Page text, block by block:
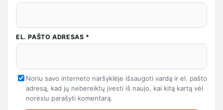
EL. PAŠTO ADRESAS *
Noriu savo interneto naršyklėje išsaugoti vardą ir el. pašto
adresą, kad jų nebereiktų įvesti iš naujo, kai kitą kartą vėl
norėsiu parašyti komentarą.